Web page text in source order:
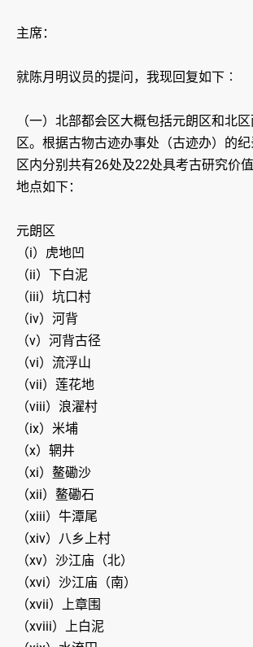
主席：
就陈月明议员的提问，我现回复如下︰
（一）北部都会区大概包括元朗区和北
区。根据古物古迹办事处（古迹办）的
区内分别共有26处及22处具考古研究价
地点如下：
元朗区
（i）虎地凹
（ii）下白泥
（iii）坑口村
（iv）河背
（v）河背古径
（vi）流浮山
（vii）莲花地
（viii）浪濯村
（ix）米埔
（x）辋井
（xi）鳌磡沙
（xii）鳌磡石
（xiii）牛潭尾
（xiv）八乡上村
（xv）沙江庙（北）
（xvi）沙江庙（南）
（xvii）上章围
（xviii）上白泥